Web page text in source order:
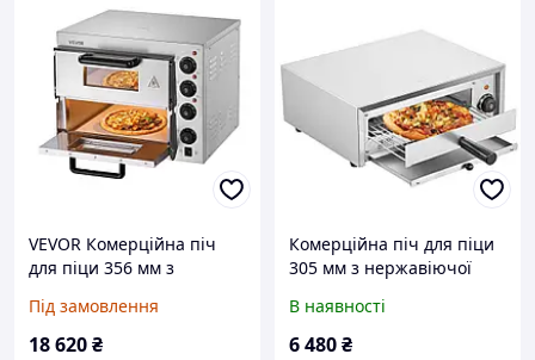
VEVOR Комерційна піч
для піци 356 мм з
електрична 4 ручки
772558
Під замовлення
18 620₴
Комерційна піч для піци
305 мм з нержавіючої
Vevor 713245
В наявності
6 480₴